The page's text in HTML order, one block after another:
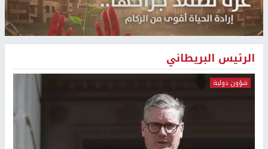
الرئيس البريطاني
شؤون دولية